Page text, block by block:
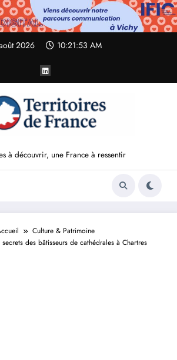
2026 10:21:54 AM
à découvrir, une France à ressentir
Culture & Patrimoine
des bâtisseurs de cathédrales à Chartres